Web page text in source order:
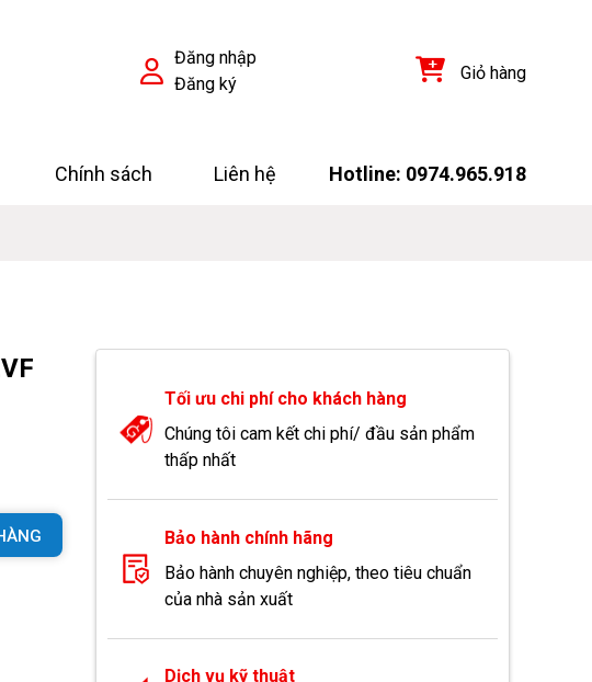
Đăng nhập
Đăng ký
Giỏ hàng
Chính sách Liên hệ Hotline: 0974.965.918
Tối ưu chi phí cho khách hàng
Chúng tôi cam kết chi phí/ đầu sản phẩm
thấp nhất
Bảo hành chính hãng
Bảo hành chuyên nghiệp, theo tiêu chuẩn
của nhà sản xuất
Dịch vụ kỹ thuật